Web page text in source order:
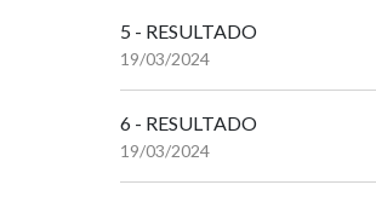
5 - RESULTADO
19/03/2024
6 - RESULTADO
19/03/2024